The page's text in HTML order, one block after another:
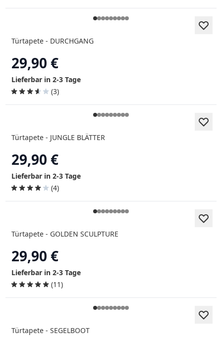
Türtapete - DURCHGANG
29,90 €
Lieferbar in 2-3 Tage
(3)
Türtapete - JUNGLE BLÄTTER
29,90 €
Lieferbar in 2-3 Tage
(4)
Türtapete - GOLDEN SCULPTURE
29,90 €
Lieferbar in 2-3 Tage
(11)
Türtapete - SEGELBOOT